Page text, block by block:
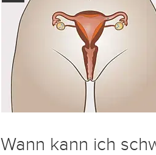
Wann kann ich